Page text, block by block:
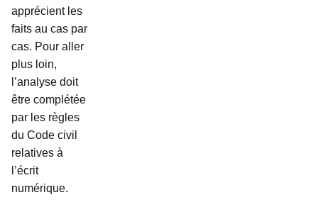
apprécient les
faits au cas par
cas. Pour aller
plus loin,
l’analyse doit
être complétée
par les règles
du Code civil
relatives à
l’écrit
numérique.